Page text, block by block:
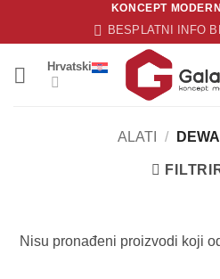
KONCEPT
BESPLATNI INFO
Hrvatski
ALATI /
Nisu pronađeni proizvodi koji